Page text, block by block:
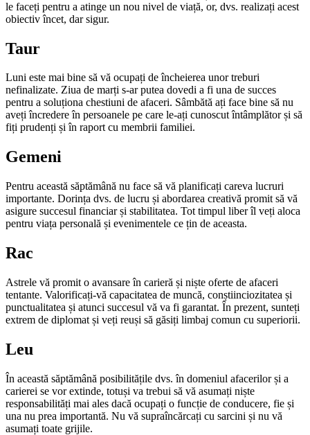
le faceți pentru a atinge un nou nivel de viață, or, dvs. realizați acest
obiectiv încet, dar sigur.
Taur
Luni este mai bine să vă ocupați de încheierea unor treburi
nefinalizate. Ziua de marți s-ar putea dove­di a fi una de succes
pentru a soluționa chestiuni de afaceri. Sâmbătă ați face bine să nu
aveți încredere în persoanele pe care le-ați cunoscut întâmplător și să
fiți prudenți și în raport cu membrii familiei.
Gemeni
Pentru această săptămână nu face să vă planificați ca­reva lucruri
importante. Dorința dvs. de lucru și abor­darea creativă promit să vă
asigure succesul financiar și stabilitatea. Tot timpul liber îl veți aloca
pentru viața personală și evenimentele ce țin de aceasta.
Rac
Astrele vă promit o avansare în carieră și niște oferte de afaceri
tentante. Valorificați-vă capacitatea de muncă, conștiinciozitatea și
punctualitatea și atunci succesul vă va fi garantat. În prezent, sunteți
extrem de diplo­mat și veți reuși să găsiți limbaj comun cu superiorii.
Leu
În această săptămână posibilitățile dvs. în domeniul afacerilor și a
carierei se vor extinde, totuși va trebui să vă asumați niște
responsabilități mai ales dacă ocupați o funcție de conducere, fie și
una nu prea importantă. Nu vă supraîncărcați cu sarcini și nu vă
asumați toate grijile.